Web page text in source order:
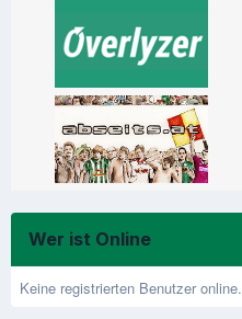
Wer ist Online
Keine registrierten Benutzer online.